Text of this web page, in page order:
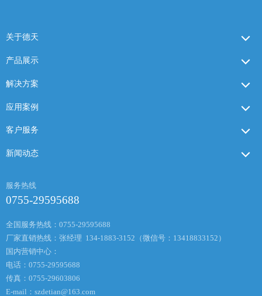
关于德天
产品展示
解决方案
应用案例
客户服务
新闻动态
服务热线
0755-29595688
全国服务热线：0755-29595688
厂家直销热线：张经理 134-1883-3152（微信号：13418833152）
国内营销中心：
电话：0755-29595688
传真：0755-29603806
E-mail： szdetian@163.com